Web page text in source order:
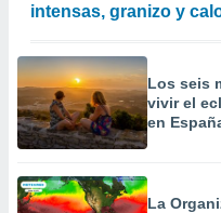
intensas, granizo y
Los seis
vivir el
en
La